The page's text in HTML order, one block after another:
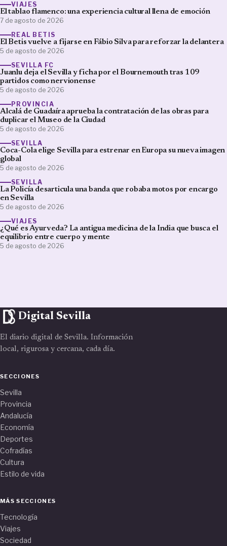
VIAJES
El tablao flamenco: una experiencia cultural llena de emoción
7 de agosto de 2026
REAL BETIS
El Betis vuelve a fijarse en Fábio Silva para reforzar la delantera
5 de agosto de 2026
SEVILLA FC
Juanlu deja el Sevilla y ficha por el Bournemouth tras 109
partidos como nervionense
5 de agosto de 2026
PROVINCIA
Alcalá de Guadaíra aprueba la contratación de las obras para
duplicar el Museo de la Ciudad
5 de agosto de 2026
SEVILLA
Coca-Cola elige Sevilla para estrenar en Europa su nueva imagen
global
5 de agosto de 2026
SEVILLA
La Policía desarticula una banda que robaba motos por encargo
en Sevilla
5 de agosto de 2026
VIAJES
¿Qué es Ayurveda? La antigua medicina de la India que busca el
equilibrio entre cuerpo y mente
5 de agosto de 2026
Digital Sevilla
El diario digital de Sevilla. Información
local, rigurosa y cercana, cada día.
SECCIONES
Sevilla
Provincia
Andalucía
Economía
Deportes
Cofradías
Cultura
Estilo de vida
MÁS SECCIONES
Tecnología
Viajes
Sociedad